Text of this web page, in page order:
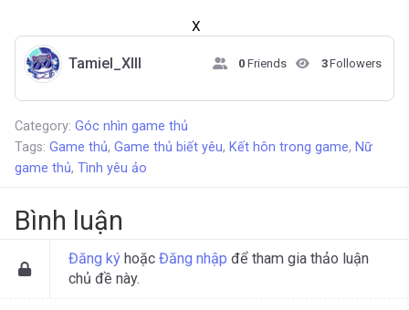
X
Tamiel_XIII 0 Friends 3Followers
Category: Góc nhìn game thủ
Tags: Game thủ, Game thủ biết yêu, Kết hôn trong game, Nữ
game thủ, Tình yêu ảo
Bình luận
Đăng ký hoặc Đăng nhập để tham gia thảo luận
chủ đề này.